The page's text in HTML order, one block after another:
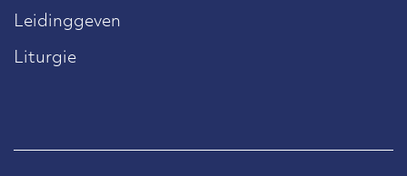
Leidinggeven
Liturgie